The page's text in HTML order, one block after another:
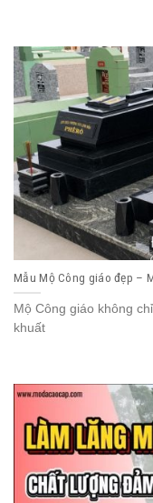
Mẫu Mộ Công giáo đẹp –
Mộ Công giáo không
khuất